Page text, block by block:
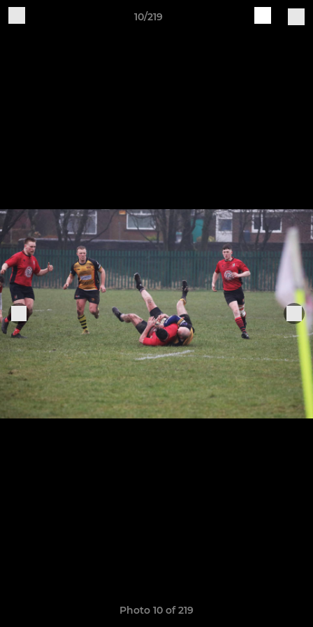
10/219
Photo 10 of 219